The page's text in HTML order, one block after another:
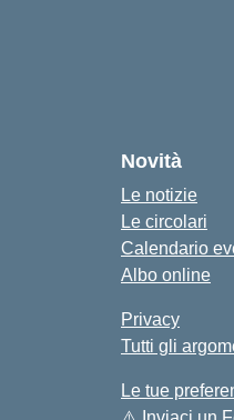
Novità
Le notizie
Le circolari
Calendario
Albo online
Privacy
Tutti gli
Le tue